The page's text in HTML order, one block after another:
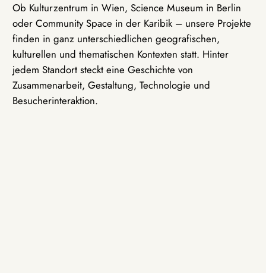
Ob Kulturzentrum in Wien, Science Museum in Berlin
oder Community Space in der Karibik – unsere Projekte
finden in ganz unterschiedlichen geografischen,
kulturellen und thematischen Kontexten statt. Hinter
jedem Standort steckt eine Geschichte von
Zusammenarbeit, Gestaltung, Technologie und
Besucherinteraktion.